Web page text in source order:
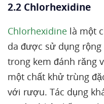
2.2 Chlorhexidine
Chlorhexidine là một
da được sử dụng
trong kem đánh răng
một chất khử trùng
với rượu. Tác dụng